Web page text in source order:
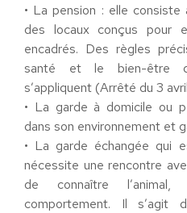
• La pension : elle consiste
des locaux conçus pour
encadrés. Des règles
santé et le bien-être
s’appliquent (Arrêté du 3
• La garde à domicile ou
dans son environnement et
• La garde échangée qui
nécessite une rencontre
de connaître
comportement. Il s’agit